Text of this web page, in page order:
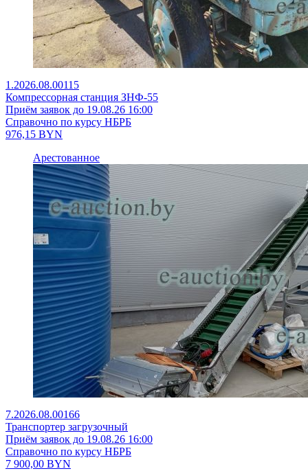
1.2026.08.00115
Компрессорная станция ЗНФ-55
Приём заявок до 19.08.26 16:00
Справочно по курсу НБРБ
976,15 BYN
Арестованное
7.2026.08.00166
Транспортер загрузочный
Приём заявок до 19.08.26 16:00
Справочно по курсу НБРБ
7 900,00 BYN